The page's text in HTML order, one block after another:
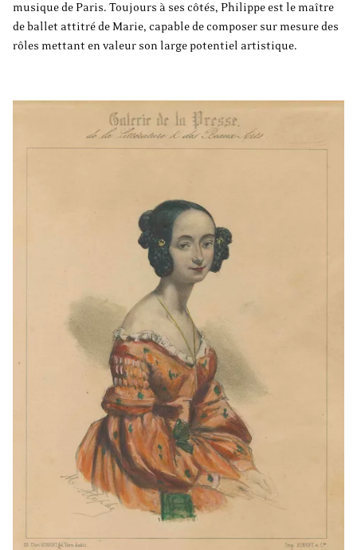
musique de Paris. Toujours à ses côtés, Philippe est le maître
de ballet attitré de Marie, capable de composer sur mesure des
rôles mettant en valeur son large potentiel artistique.